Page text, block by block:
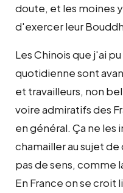
doute, et les moines
d'exercer leur
Les Chinois que j'ai
quotidienne sont
et travailleurs, non
voire admiratifs des
en général. Ça ne les
chamailler au sujet
pas de sens, comme
En France on se